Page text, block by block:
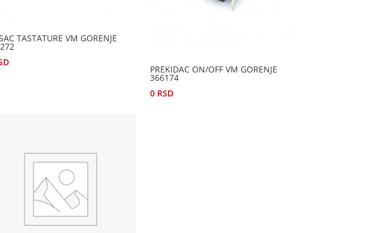
TASTATURE VM GORENJE
PREKIDAC ON/OFF VM GORENJE
366174
0 RSD